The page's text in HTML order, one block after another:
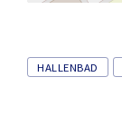
Tags
HALLENBAD